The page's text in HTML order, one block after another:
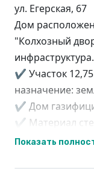
ул. Егерская, 67
Дом
"Колхозный
инфраструктура.
✔ Участок
назначение:
✔ Дом
✔ Материал
обработан
Показать